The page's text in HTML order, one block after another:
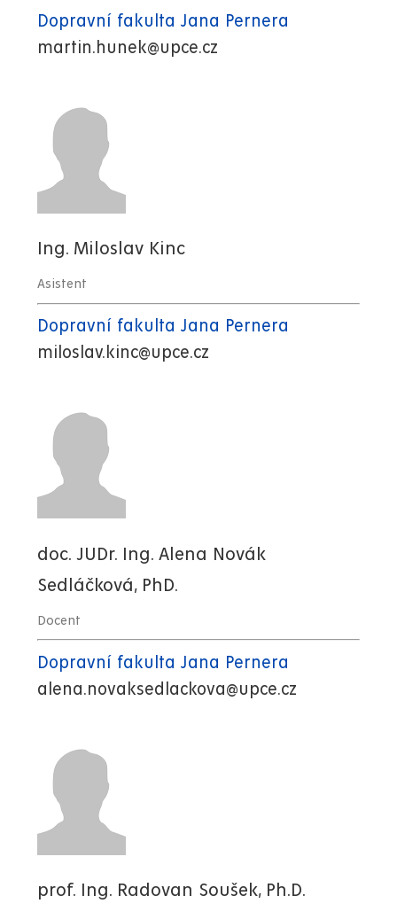
Dopravní fakulta Jana Pernera
martin.hunek@upce.cz
Ing. Miloslav Kinc
Asistent
Dopravní fakulta Jana Pernera
miloslav.kinc@upce.cz
doc. JUDr. Ing. Alena Novák
Sedláčková, PhD.
Docent
Dopravní fakulta Jana Pernera
alena.novaksedlackova@upce.cz
prof. Ing. Radovan Soušek, Ph.D.